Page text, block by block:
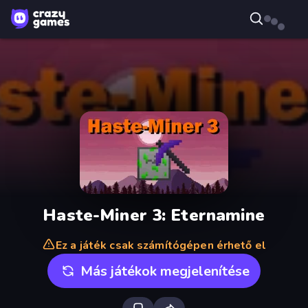
Haste-Miner 3: Eternamine
Ez a játék csak számítógépen érhető el
Más játékok megjelenítése